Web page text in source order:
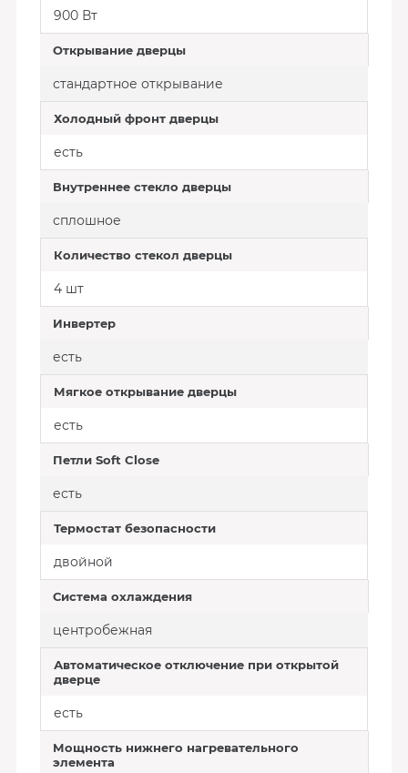
900 Вт
Открывание дверцы
стандартное открывание
Холодный фронт дверцы
есть
Внутреннее стекло дверцы
сплошное
Количество стекол дверцы
4 шт
Инвертер
есть
Мягкое открывание дверцы
есть
Петли Soft Close
есть
Термостат безопасности
двойной
Система охлаждения
центробежная
Автоматическое отключение при открытой
дверце
есть
Мощность нижнего нагревательного
элемента